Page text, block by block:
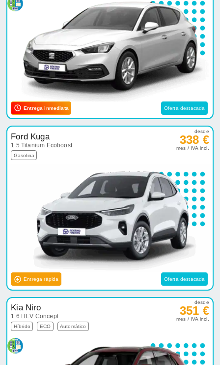
Entrega inmediata Oferta destacada
Ford Kuga
1.5 Titanium Ecoboost
Gasolina
desde
338 €
mes / IVA incl.
Entrega rápida Oferta destacada
Kia Niro
1.6 HEV Concept
Híbrido ECO Automático
desde
351 €
mes / IVA incl.